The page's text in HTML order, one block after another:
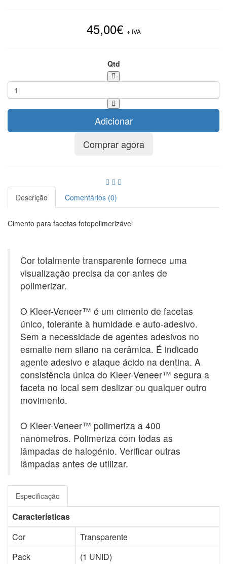
45,00€ + IVA
Qtd
Adicionar
Comprar agora
Descrição Comentários (0)
Cimento para facetas fotopolimerizável
Cor totalmente transparente fornece uma
visualização precisa da cor antes de
polimerizar.
O Kleer-Veneer™ é um cimento de facetas
único, tolerante à humidade e auto-adesivo.
Sem a necessidade de agentes adesivos no
esmalte nem silano na cerâmica. É indicado
agente adesivo e ataque ácido na dentina. A
consistência única do Kleer-Veneer™ segura a
faceta no local sem deslizar ou qualquer outro
movimento.
O Kleer-Veneer™ polimeriza a 400
nanometros. Polimeriza com todas as
lâmpadas de halogénio. Verificar outras
lâmpadas antes de utilizar.
Especificação
Características
Cor
Transparente
Pack
(1 UNID)